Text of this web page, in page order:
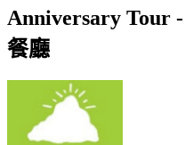
Anniversary Tour
餐廳